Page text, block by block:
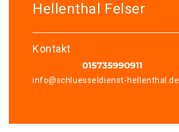
Hellenthal Felser
Kontakt
info@schluesseldienst-hellenthal.de